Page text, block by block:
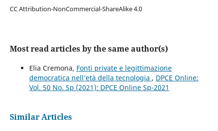
CC Attribution-NonCommercial-ShareAlike 4.0
Most read articles by the same author(s)
Elia Cremona, Fonti private e legittimazione
democratica nell’età della tecnologia , DPCE Online:
Vol. 50 No. Sp (2021): DPCE Online Sp-2021
Similar Articles